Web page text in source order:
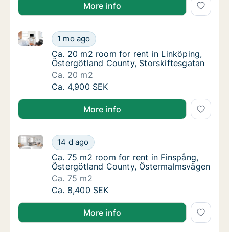
More info
Ca. 20 m2 room for rent in Linköping,
1 mo ago
Ca. 20 m2 room for rent in Linköping, Östergötland
Ca. 20 m2 room for rent in Linköping,
Ca. 20 m2 room for rent in Linköping,
Östergötland County, Storskiftesgatan
Ca. 20 m2
Ca. 20 m2 room for rent in Linköping,
Ca. 4,900 SEK
More info
Ca. 75 m2 room for rent in Finspång,
14 d ago
Ca. 75 m2 room for rent in Finspång, Östergötland
Ca. 75 m2 room for rent in Finspång,
Ca. 75 m2 room for rent in Finspång,
Östergötland County, Östermalmsvägen
Ca. 75 m2
Ca. 75 m2 room for rent in Finspång,
Ca. 8,400 SEK
More info